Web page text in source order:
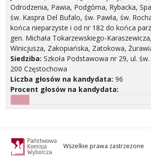
Odrodzenia, Pawia, Podgórna, Rybacka,
św. Kaspra Del Bufalo, św. Pawła, św.
końca nieparzyste i od nr 182 do końca
gen. Michała Tokarzewskiego-
Winicjusza, Zakopiańska, Zatokowa,
Siedziba: Szkoła Podstawowa nr 29, ul.
200 Częstochowa
Liczba głosów na kandydata: 96
Procent głosów na kandydata:
Wszelkie prawa zastrzeżone